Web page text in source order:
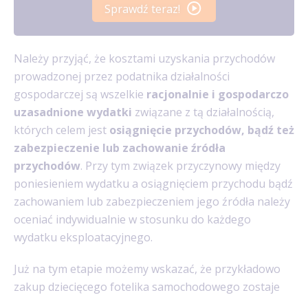
Sprawdź teraz!
Należy przyjąć, że kosztami uzyskania przychodów
prowadzonej przez podatnika działalności
gospodarczej są wszelkie racjonalnie i gospodarczo
uzasadnione wydatki związane z tą działalnością,
których celem jest osiągnięcie przychodów, bądź też
zabezpieczenie lub zachowanie źródła
przychodów. Przy tym związek przyczynowy między
poniesieniem wydatku a osiągnięciem przychodu bądź
zachowaniem lub zabezpieczeniem jego źródła należy
oceniać indywidualnie w stosunku do każdego
wydatku eksploatacyjnego.
Już na tym etapie możemy wskazać, że przykładowo
zakup dziecięcego fotelika samochodowego zostaje